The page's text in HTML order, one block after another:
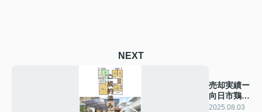
NEXT
売却実績ー
向日市鶏冠
井町稲葉ー
2025.08.03